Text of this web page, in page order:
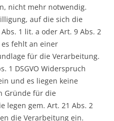
nicht mehr notwendig.
auf die sich die
1 lit. a oder Art. 9 Abs. 2
es fehlt an einer
für die Verarbeitung.
1 DSGVO Widerspruch
und es liegen keine
Gründe für die
legen gem. Art. 21 Abs. 2
die Verarbeitung ein.